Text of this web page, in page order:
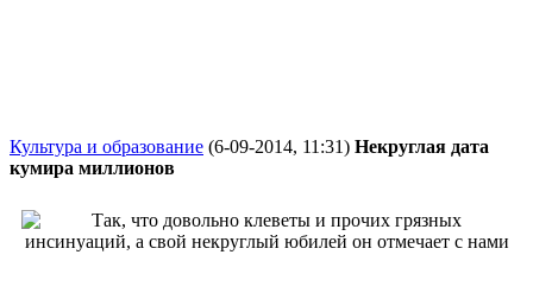
Культура и образование (6-09-2014, 11:31) Некруглая дата
кумира миллионов